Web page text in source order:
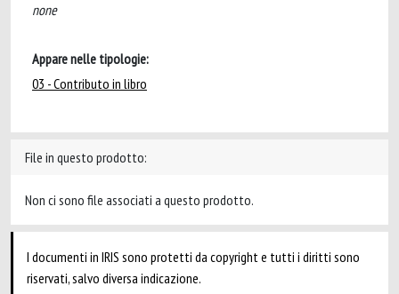
none
Appare nelle tipologie:
03 - Contributo in libro
File in questo prodotto:
Non ci sono file associati a questo prodotto.
I documenti in IRIS sono protetti da copyright e tutti i diritti sono
riservati, salvo diversa indicazione.